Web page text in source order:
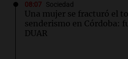
08:07 Sociedad
Una mujer se fracturó el
senderismo en Córdoba:
DUAR